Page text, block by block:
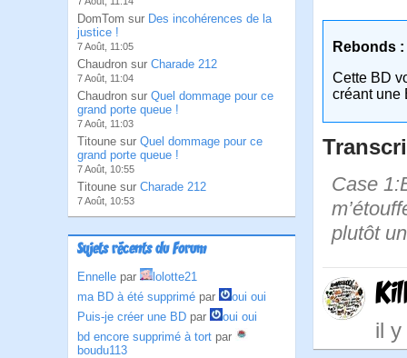
DomTom sur Des incohérences de la
justice !
7 Août, 11:05
Chaudron sur Charade 212
7 Août, 11:04
Chaudron sur Quel dommage pour ce
grand porte queue !
7 Août, 11:03
Titoune sur Quel dommage pour ce
grand porte queue !
7 Août, 10:55
Titoune sur Charade 212
7 Août, 10:53
Sujets récents du Forum
Ennelle par
lolotte21
ma BD à été supprimé par
oui oui
Puis-je créer une BD par
oui oui
bd encore supprimé à tort par
boudu113
Rebonds :
Cette BD
créant une
Case
plutôt
il